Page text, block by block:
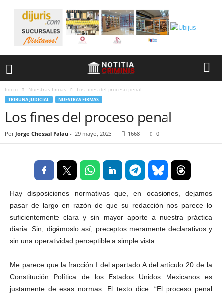
Inicio Nuestras firmas Los fines del proceso penal
TRIBUNA JUDICIAL NUESTRAS FIRMAS
Los fines del proceso penal
Por Jorge Chessal Palau - 29 mayo, 2023 1668 0
Hay disposiciones normativas que, en ocasiones, dejamos
pasar de largo en razón de que su redacción nos parece lo
suficientemente clara y sin mayor aporte a nuestra práctica
diaria. Sin, digámoslo así, preceptos meramente declarativos y
sin una operatividad perceptible a simple vista.
Me parece que la fracción I del apartado A del artículo 20 de la
Constitución Política de los Estados Unidos Mexicanos es
justamente de esas normas. El texto dice: “El proceso penal